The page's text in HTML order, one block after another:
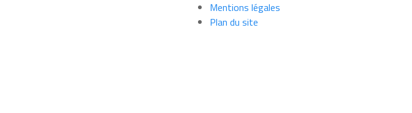
Mentions légales
Plan du site